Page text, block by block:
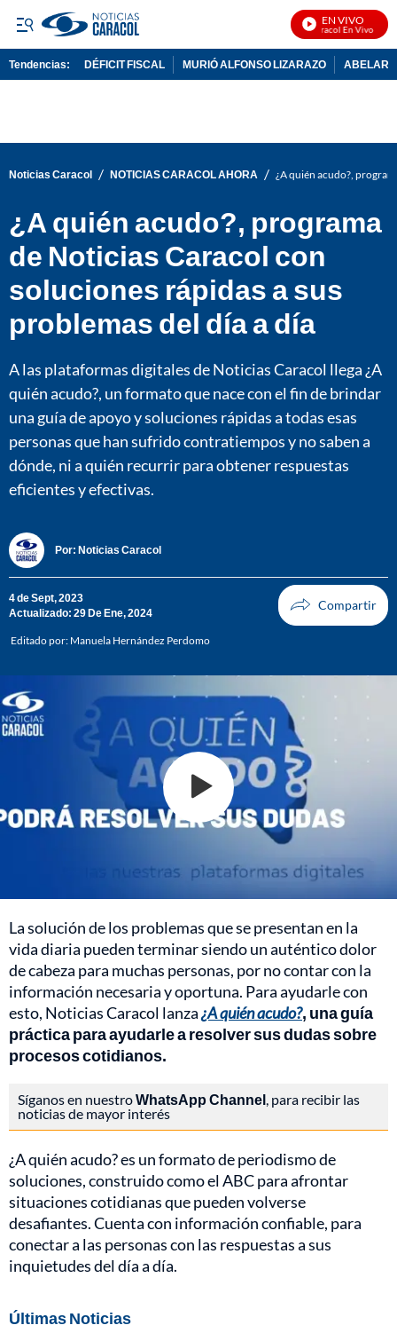
EN VIVO
Noticias Caracol En Vivo
Tendencias: DÉFICIT FISCAL MURIÓ ALFONSO LIZARAZO
Noticias Caracol / NOTICIAS CARACOL AHORA / ¿A quién acudo?,
¿A quién acudo?, programa
de Noticias Caracol con
soluciones rápidas a sus
problemas del día a día
A las plataformas digitales de Noticias Caracol llega ¿A
quién acudo?, un formato que nace con el fin de brindar
una guía de apoyo y soluciones rápidas a todas esas
personas que han sufrido contratiempos y no saben a
dónde, ni a quién recurrir para obtener respuestas
eficientes y efectivas.
Por: Noticias Caracol
4 de Sept, 2023
Actualizado: 29 De Ene, 2024
Editado por: Manuela Hernández Perdomo
La solución de los problemas que se presentan en la
vida diaria pueden terminar siendo un auténtico dolor
de cabeza para muchas personas, por no contar con la
información necesaria y oportuna. Para ayudarle con
esto, Noticias Caracol lanza¿A quién acudo?, una guía
práctica para ayudarle a resolver sus dudas sobre
procesos cotidianos.
Síganos en nuestroWhatsApp Channel, para recibir las
noticias de mayor interés
¿A quién acudo? es un formato de periodismo de
soluciones, construido como el ABC para afrontar
situaciones cotidianas que pueden volverse
desafiantes. Cuenta con información confiable, para
conectar a las personas con las respuestas a sus
inquietudes del día a día.
Últimas Noticias